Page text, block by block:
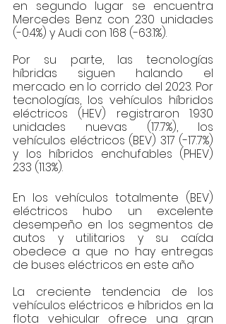
en segundo lugar se encuentra
Mercedes Benz con 230 unidades
(-0.4%) y Audi con 168 (-63.1%).
Por su parte, las tecnologías
híbridas siguen halando el
mercado en lo corrido del 2023. Por
tecnologías, los vehículos híbridos
eléctricos (HEV) registraron 1.930
unidades nuevas (17.7%), los
vehículos eléctricos (BEV) 317 (-17.7%)
y los híbridos enchufables (PHEV)
233 (11.3%).
En los vehículos totalmente (BEV)
eléctricos hubo un excelente
desempeño en los segmentos de
autos y utilitarios y su caída
obedece a que no hay entregas
de buses eléctricos en este año
La creciente tendencia de los
vehículos eléctricos e híbridos en la
flota vehicular ofrece una gran